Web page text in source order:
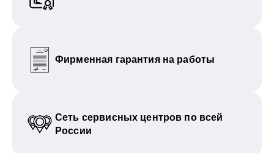
Фирменная гарантия на работы
Сеть сервисных центров по всей
России